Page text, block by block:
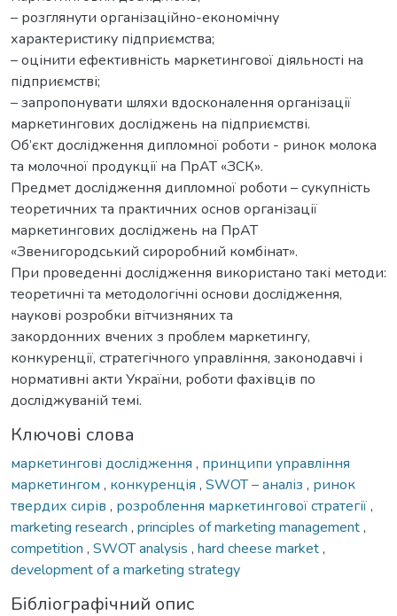
– розглянути організаційно-економічну
характеристику підприємства;
– оцінити ефективність маркетингової діяльності на
підприємстві;
– запропонувати шляхи вдосконалення організації
маркетингових досліджень на підприємстві.
Об’єкт дослідження дипломної роботи - ринок молока
та молочної продукції на ПрАТ «ЗСК».
Предмет дослідження дипломної роботи – сукупність
теоретичних та практичних основ організації
маркетингових досліджень на ПрАТ
«Звенигородський сироробний комбінат».
При проведенні дослідження використано такі методи:
теоретичні та методологічні основи дослідження,
наукові розробки вітчизняних та
закордонних вчених з проблем маркетингу,
конкуренції, стратегічного управління, законодавчі і
нормативні акти України, роботи фахівців по
досліджуваній темі.
Ключові слова
маркетингові дослідження , принципи управління
маркетингом , конкуренція , SWOT – аналіз , ринок
твердих сирів , розроблення маркетингової стратегії,
marketing research , principles of marketing management,
competition , SWOT analysis , hard cheese market,
development of a marketing strategy
Бібліографічний опис